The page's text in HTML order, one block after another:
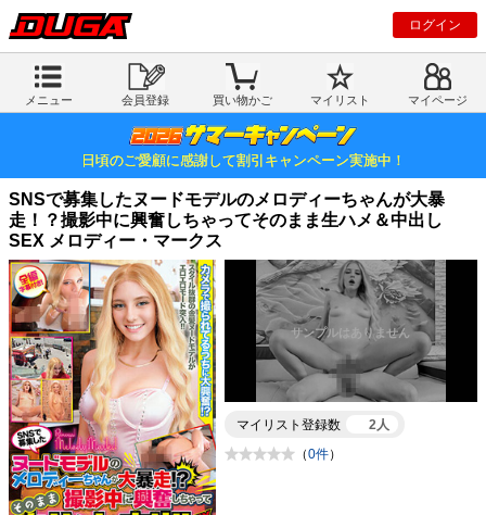
ログイン
メニュー 会員登録 買い物かご マイリスト マイページ
日頃のご愛顧に感謝して割引キャンペーン実施中！
SNSで募集したヌードモデルのメロディーちゃんが大暴
走！？撮影中に興奮しちゃってそのまま生ハメ＆中出し
SEX メロディー・マークス
マイリスト登録数
2人
（0件）